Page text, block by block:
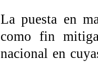
La puesta en
como fin
nacional en